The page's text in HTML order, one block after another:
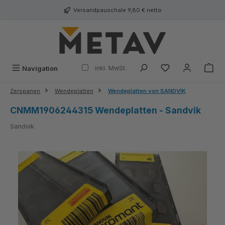
Versandpauschale 9,80 € netto
Navigation inkl. MwSt.
Zerspanen Wendeplatten Wendeplatten von SANDVIK
CNMM1906244315 Wendeplatten - Sandvik
Sandvik
Bildergalerie überspringen